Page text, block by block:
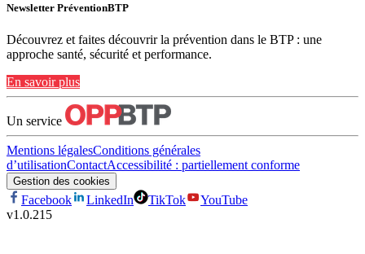
Newsletter PréventionBTP
Découvrez et faites découvrir la prévention dans le BTP : une
approche santé, sécurité et performance.
En savoir plus
Un service
Mentions légalesConditions générales
d’utilisationContactAccessibilité : partiellement conforme
Gestion des cookies
Facebook LinkedIn TikTok
YouTube
v1.0.215